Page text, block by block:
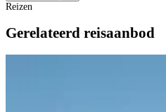
Reizen
Gerelateerd reisaanbod